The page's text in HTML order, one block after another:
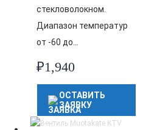
стекловолокном.
Диапазон температур
от -60 до…
₽1,940
ОСТАВИТЬ
ЗАЯВКУ